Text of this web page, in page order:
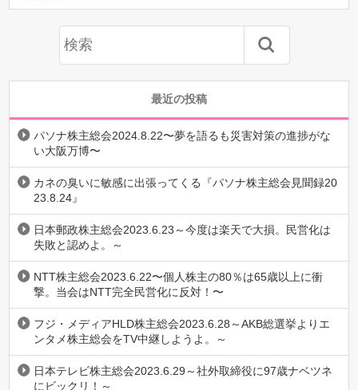
最近の投稿
パソナ株主総会2024.8.22〜夢を語るも災害対策の進捗がな
い大阪万博〜
カネの臭いに敏感に出張ってくる『パソナ株主総会見聞録20
23.8.24』
日本郵政株主総会2023.6.23～今度は楽天で大損。民営化は
失敗と認めよ。～
NTT株主総会2023.6.22〜個人株主の80％は65歳以上に衝
撃。当会はNTT完全民営化に反対！〜
フジ・メディアHLD株主総会2023.6.28～AKB総選挙よりエ
ンタメ株主総会をTV中継しようよ。～
日本テレビ株主総会2023.6.29～社外取締役に97歳ナベツネ
にビックリ！～